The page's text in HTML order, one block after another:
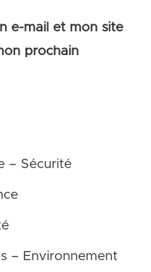
e-mail et mon site
prochain
– Sécurité
– Environnement